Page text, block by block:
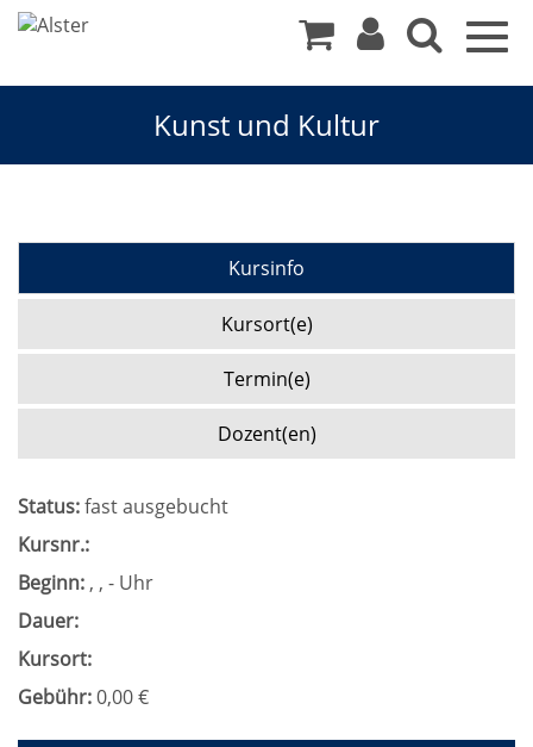
Kunst und Kultur
Kursinfo
Kursort(e)
Termin(e)
Dozent(en)
Status:fast ausgebucht
Kursnr.:
Beginn: , , - Uhr
Dauer:
Kursort:
Gebühr:0,00 €